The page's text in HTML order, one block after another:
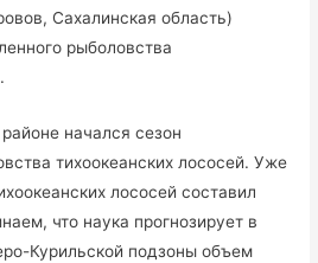
Сахалинская область)
рыболовства
начался сезон
тихоокеанских лососей. Уже
лососей составил
что наука прогнозирует в
Курильской подзоны объем